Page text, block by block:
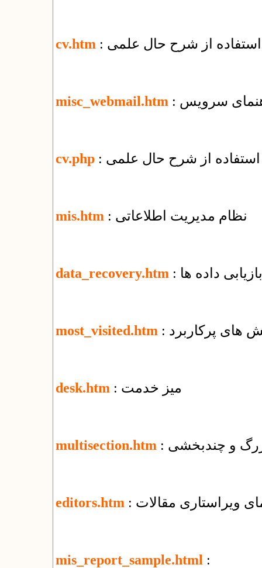
cv.htm از شرح حال علمی
misc_webmail.htm
cv.php از شرح حال علمی
mis.htm : نظام مدیریت اطلاعاتی
data_recovery.htm داده ها
most_visited.htm های پرکاربرد
desk.htm : میز خدمت
multisection.htm و چندبخشی
editors.htm ویراستاری مقالات
mis_report_sample.html :